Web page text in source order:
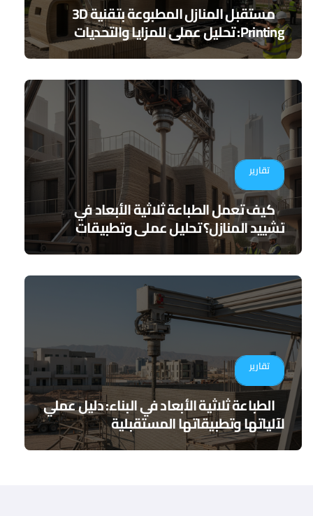
مستقبل المنازل المطبوعة بتقنية 3D
Printing: تحليل عملي للمزايا والتحديات
تقارير
كيف تعمل الطباعة ثلاثية الأبعاد في
تشييد المنازل؟ تحليل عملي وتطبيقات
مستقبلية
تقارير
الطباعة ثلاثية الأبعاد في البناء: دليل عملي
لآلياتها وتطبيقاتها المستقبلية